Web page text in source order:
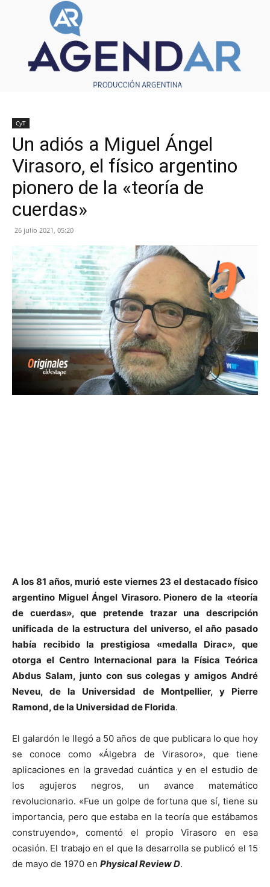
CyT
Un adiós a Miguel Ángel
Virasoro, el físico argentino
pionero de la «teoría de
cuerdas»
26 julio 2021, 05:20
A los 81 años, murió este viernes 23 el destacado físico
argentino Miguel Ángel Virasoro. Pionero de la «teoría
de cuerdas», que pretende trazar una descripción
unificada de la estructura del universo, el año pasado
había recibido la prestigiosa «medalla Dirac», que
otorga el Centro Internacional para la Física Teórica
Abdus Salam, junto con sus colegas y amigos André
Neveu, de la Universidad de Montpellier, y Pierre
Ramond, de la Universidad de Florida.
El galardón le llegó a 50 años de que publicara lo que hoy
se conoce como «Álgebra de Virasoro», que tiene
aplicaciones en la gravedad cuántica y en el estudio de
los agujeros negros, un avance matemático
revolucionario. «Fue un golpe de fortuna que sí, tiene su
importancia, pero que estaba en la teoría que estábamos
construyendo», comentó el propio Virasoro en esa
ocasión. El trabajo en el que la desarrolla se publicó el 15
de mayo de 1970 en Physical Review D.